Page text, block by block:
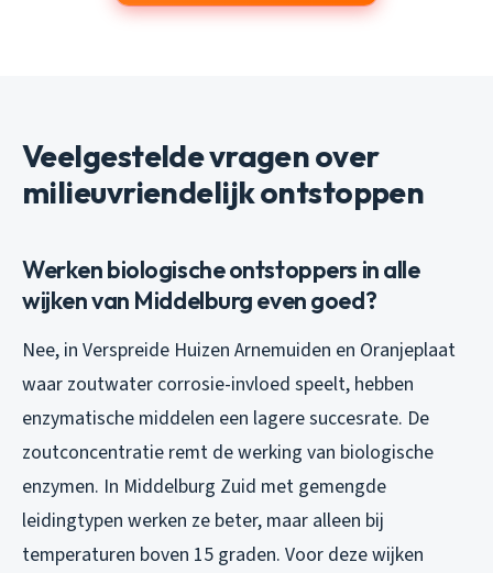
Veelgestelde vragen over
milieuvriendelijk ontstoppen
Werken biologische ontstoppers in alle
wijken van Middelburg even goed?
Nee, in Verspreide Huizen Arnemuiden en Oranjeplaat
waar zoutwater corrosie-invloed speelt, hebben
enzymatische middelen een lagere succesrate. De
zoutconcentratie remt de werking van biologische
enzymen. In Middelburg Zuid met gemengde
leidingtypen werken ze beter, maar alleen bij
temperaturen boven 15 graden. Voor deze wijken